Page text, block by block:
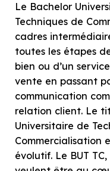
Le Bachelor
Techniques de
cadres
toutes les étapes
bien ou d’un
vente en passant
communication
relation client. Le
Universitaire de
Commercialisation
évolutif. Le BUT